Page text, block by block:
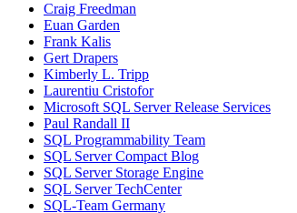
Craig Freedman
Euan Garden
Frank Kalis
Gert Drapers
Kimberly L. Tripp
Laurentiu Cristofor
Microsoft SQL Server Release Services
Paul Randall II
SQL Programmability Team
SQL Server Compact Blog
SQL Server Storage Engine
SQL Server TechCenter
SQL-Team Germany